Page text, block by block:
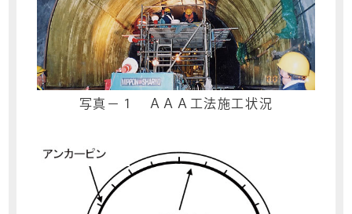
写真－１ ＡＡＡ工法施工状況